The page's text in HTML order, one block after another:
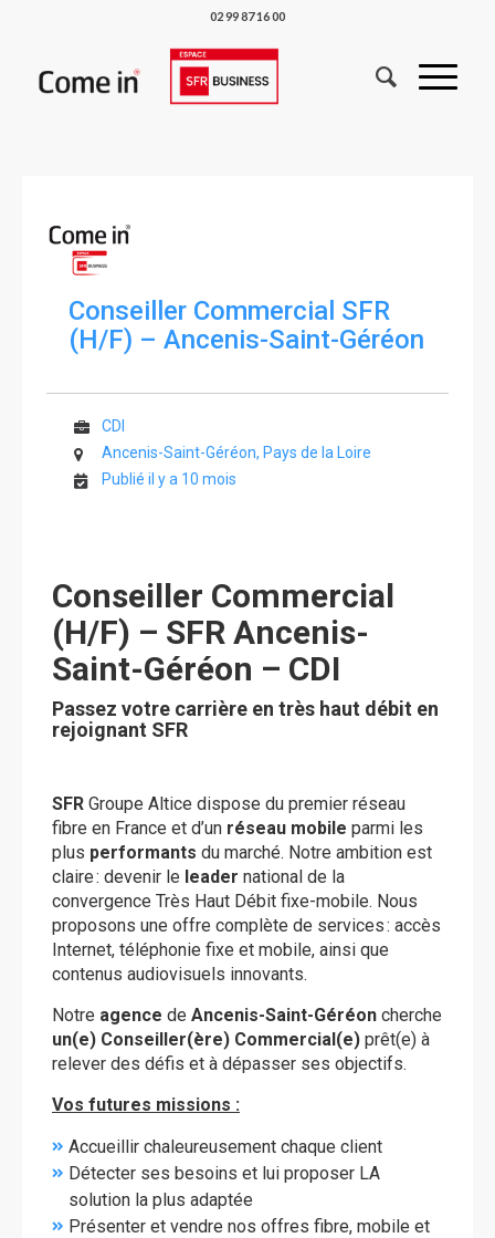
02 99 87 16 00
Conseiller Commercial SFR
(H/F) – Ancenis-Saint-Géréon
CDI
Ancenis-Saint-Géréon, Pays de la Loire
Publié il y a 10 mois
Conseiller Commercial
(H/F) – SFR Ancenis-
Saint-Géréon – CDI
Passez votre carrière en très haut débit en
rejoignant SFR
SFR Groupe Altice dispose du premier réseau
fibre en France et d’un réseau mobile parmi les
plus performants du marché. Notre ambition est
claire : devenir le leader national de la
convergence Très Haut Débit fixe-mobile. Nous
proposons une offre complète de services : accès
Internet, téléphonie fixe et mobile, ainsi que
contenus audiovisuels innovants.
Notre agence de Ancenis-Saint-Géréon cherche
un(e) Conseiller(ère) Commercial(e) prêt(e) à
relever des défis et à dépasser ses objectifs.
Vos futures missions :
Accueillir chaleureusement chaque client
Détecter ses besoins et lui proposer LA
solution la plus adaptée
Présenter et vendre nos offres fibre, mobile et